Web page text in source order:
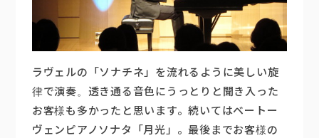
ラヴェルの「ソナチネ」を流れるように美しい旋
律で演奏。透き通る音色にうっとりと聞き入った
お客様も多かったと思います。続いてはベートー
ヴェンピアノソナタ「月光」。最後までお客様の